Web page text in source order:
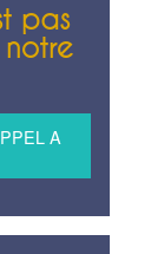
pas
A